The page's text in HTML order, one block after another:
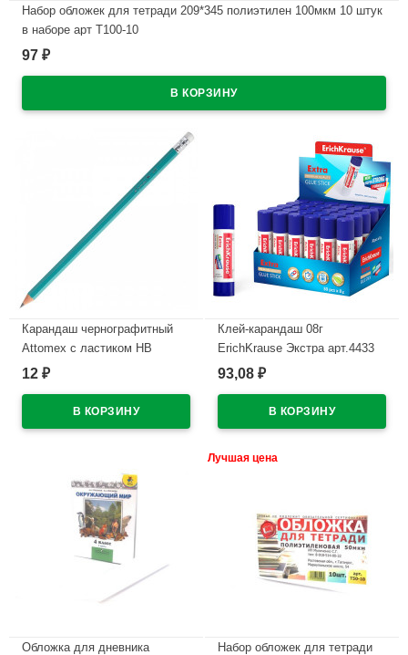
Набор обложек для тетради 209*345 полиэтилен 100мкм 10 штук
в наборе арт Т100-10
В наличии
97 ₽
Карандаш чернографитный
Attomex с ластиком НВ
зеленый корпус, пластиковый
12 ₽
Клей-карандаш 08г
ErichKrause Экстра арт.4433
(Ст.30)
93,08 ₽
Обложка для дневника
Лучшая цена
Набор обложек для тетради